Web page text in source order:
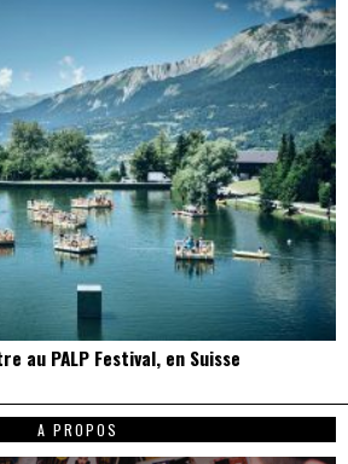
au PALP Festival, en Suisse
A PROPOS